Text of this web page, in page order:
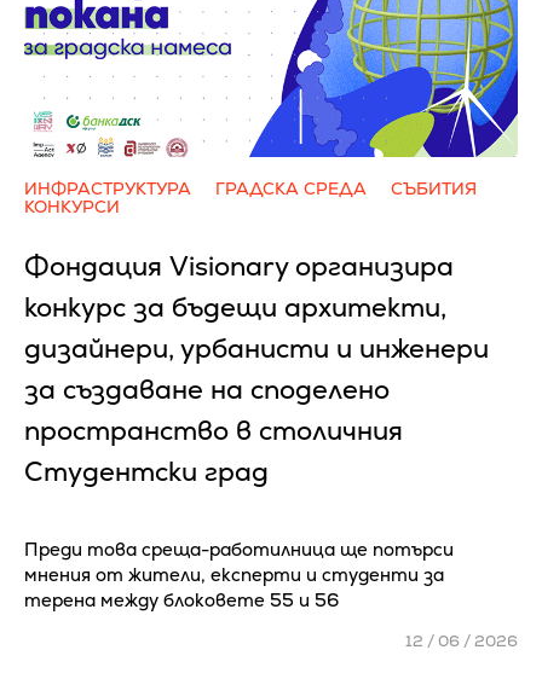
ИНФРАСТРУКТУРА ГРАДСКА СРЕДА
СЪБИТИЯ
КОНКУРСИ
Фондация Visionary организира
конкурс за бъдещи архитекти,
дизайнери, урбанисти и инженери
за създаване на споделено
пространство в столичния
Студентски град
Преди това среща-работилница ще потърси
мнения от жители, експерти и студенти за
терена между блоковете 55 и 56
12 / 06 / 2026